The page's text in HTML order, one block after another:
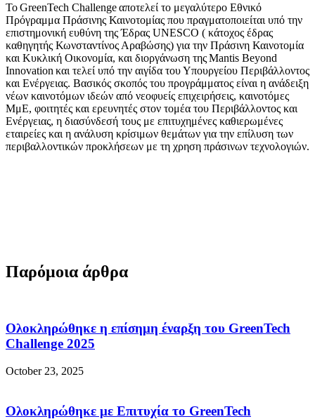
Το GreenTech Challenge αποτελεί το μεγαλύτερο Εθνικό
Πρόγραμμα Πράσινης Καινοτομίας που πραγματοποιείται υπό την
επιστημονική ευθύνη της Έδρας UNESCO ( κάτοχος έδρας
καθηγητής Κωνσταντίνος Αραβώσης) για την Πράσινη Καινοτομία
και Κυκλική Οικονομία, και διοργάνωση της Mantis Beyond
Innovation και τελεί υπό την αιγίδα του Υπουργείου Περιβάλλοντος
και Ενέργειας. Βασικός σκοπός του προγράμματος είναι η ανάδειξη
νέων καινοτόμων ιδεών από νεοφυείς επιχειρήσεις, καινοτόμες
ΜμΕ, φοιτητές και ερευνητές στον τομέα του Περιβάλλοντος και
Ενέργειας, η διασύνδεσή τους με επιτυχημένες καθιερωμένες
εταιρείες και η ανάλυση κρίσιμων θεμάτων για την επίλυση των
περιβαλλοντικών προκλήσεων με τη χρηση πράσινων τεχνολογιών.
Παρόμοια άρθρα
Ολοκληρώθηκε η επίσημη έναρξη του GreenTech
Challenge 2025
October 23, 2025
Ολοκληρώθηκε με Επιτυχία το GreenTech